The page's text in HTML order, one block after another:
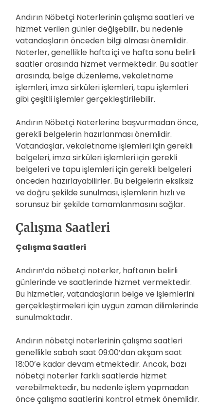
Andırın Nöbetçi Noterlerinin çalışma saatleri ve
hizmet verilen günler değişebilir, bu nedenle
vatandaşların önceden bilgi alması önemlidir.
Noterler, genellikle hafta içi ve hafta sonu belirli
saatler arasında hizmet vermektedir. Bu saatler
arasında, belge düzenleme, vekaletname
işlemleri, imza sirküleri işlemleri, tapu işlemleri
gibi çeşitli işlemler gerçekleştirilebilir.
Andırın Nöbetçi Noterlerine başvurmadan önce,
gerekli belgelerin hazırlanması önemlidir.
Vatandaşlar, vekaletname işlemleri için gerekli
belgeleri, imza sirküleri işlemleri için gerekli
belgeleri ve tapu işlemleri için gerekli belgeleri
önceden hazırlayabilirler. Bu belgelerin eksiksiz
ve doğru şekilde sunulması, işlemlerin hızlı ve
sorunsuz bir şekilde tamamlanmasını sağlar.
Çalışma Saatleri
Çalışma Saatleri
Andırın’da nöbetçi noterler, haftanın belirli
günlerinde ve saatlerinde hizmet vermektedir.
Bu hizmetler, vatandaşların belge ve işlemlerini
gerçekleştirmeleri için uygun zaman dilimlerinde
sunulmaktadır.
Andırın nöbetçi noterlerinin çalışma saatleri
genellikle sabah saat 09:00’dan akşam saat
18:00’e kadar devam etmektedir. Ancak, bazı
nöbetçi noterler farklı saatlerde hizmet
verebilmektedir, bu nedenle işlem yapmadan
önce çalışma saatlerini kontrol etmek önemlidir.